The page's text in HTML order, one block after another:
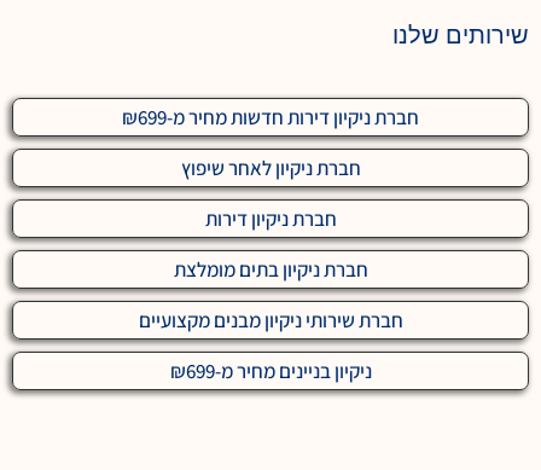
שירותים שלנו
חברת ניקיון דירות חדשות מחיר מ-₪699
חברת ניקיון לאחר שיפוץ
חברת ניקיון דירות
חברת ניקיון בתים מומלצת
חברת שירותי ניקיון מבנים מקצועיים
ניקיון בניינים מחיר מ-₪699